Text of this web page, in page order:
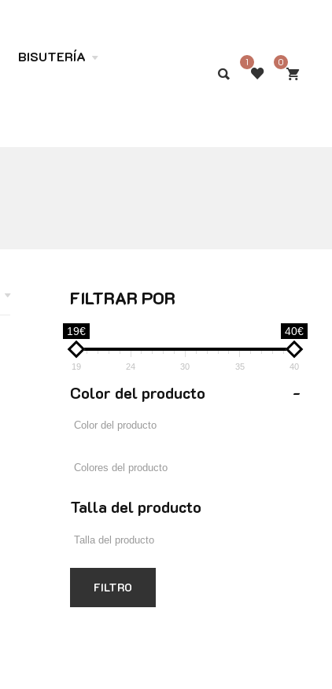
BISUTERÍA 1 0
FILTRAR POR
19€ 40€
19 24 30 35 40
Color del producto -
Talla del producto
FILTRO